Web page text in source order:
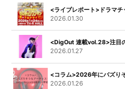
<ライブレポート>ドラマ
2026.01.30
<DigOut 連載vol.28>注目
2026.01.27
<コラム>2026年にバズり
2026.01.26